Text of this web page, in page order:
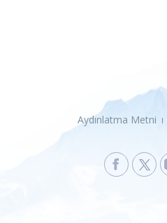
Aydınlatma Metni